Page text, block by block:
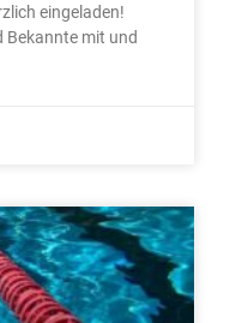
eingeladen!
Bekannte mit und